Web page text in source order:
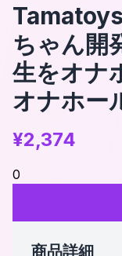
ちゃん開
生をオナ
オナホー
¥2,374
0
商品詳細